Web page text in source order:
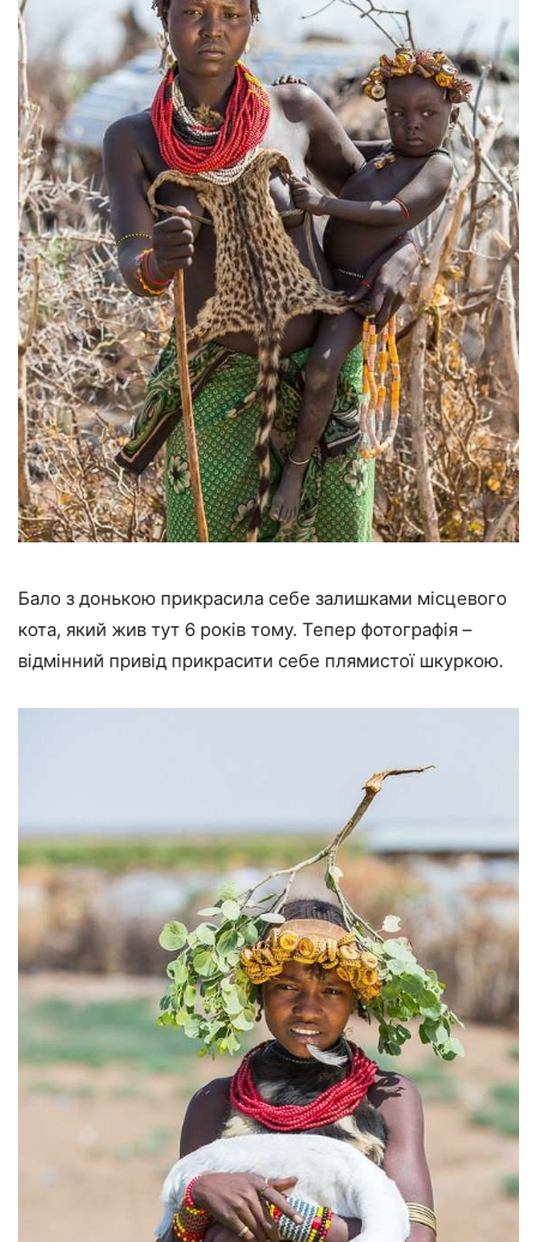
Бало з донькою прикрасила себе залишками місцевого
кота, який жив тут 6 років тому. Тепер фотографія –
відмінний привід прикрасити себе плямистої шкуркою.